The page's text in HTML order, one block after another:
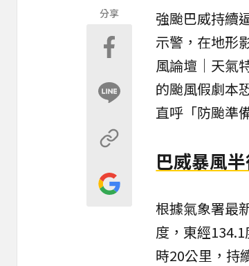
分享 強颱巴威持續
示警，在地形
風論壇｜天氣
的颱風假劇本
直呼「防颱準
巴威暴風
根據氣象署最
度，東經
時20公里，持